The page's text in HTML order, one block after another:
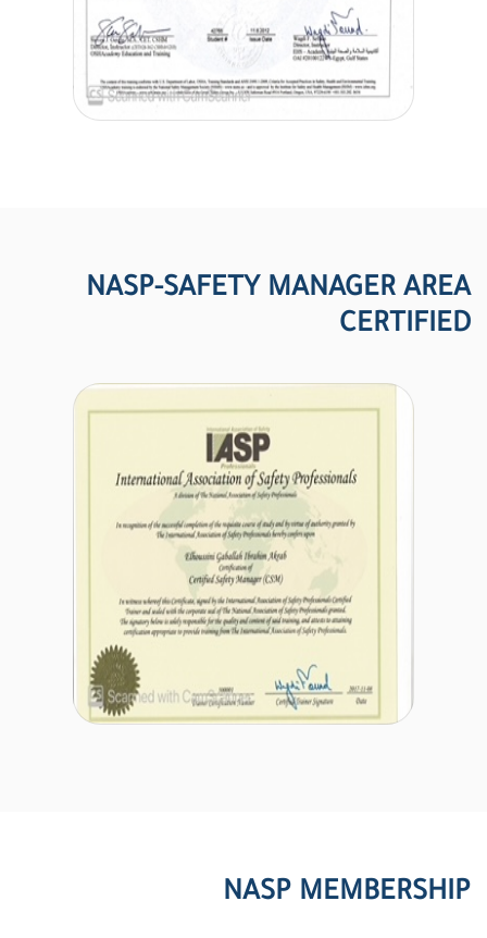
NASP-SAFETY MANAGER AREA
CERTIFIED
NASP MEMBERSHIP